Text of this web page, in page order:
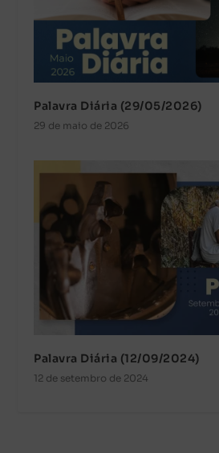
Palavra Diária (29/05/2026)
29 de maio de 2026
Palavra Diária (12/09/2024)
12 de setembro de 2024